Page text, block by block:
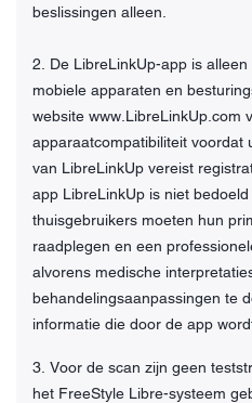
beslissingen alleen.
2. De LibreLinkUp-app is
mobiele apparaten en
website www.LibreLinkUp.com
apparaatcompatibiliteit voordat
van LibreLinkUp vereist
app LibreLinkUp is niet
thuisgebruikers moeten hun
raadplegen en een
alvorens medische
behandelingsaanpassingen te
informatie die door de app
3. Voor de scan zijn geen
het FreeStyle Libre-systeem